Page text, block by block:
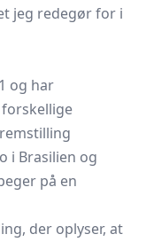
jeg redegør for i
og har
i Brasilien og
på en
der oplyser, at